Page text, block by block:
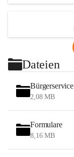
Dateien
Bürgerservice
2,08 MB
Formulare
8,16 MB